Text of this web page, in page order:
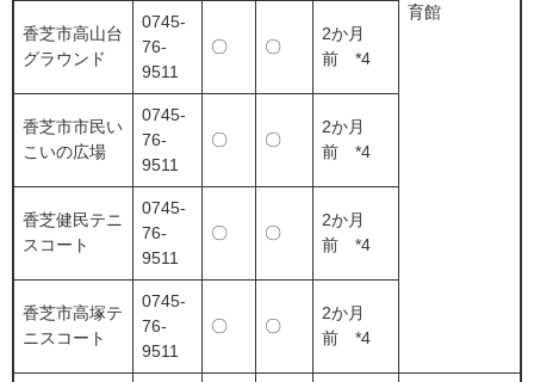
育館
香芝市高山台
グラウンド
0745-
76-
9511
〇 〇
2か月
前 *4
香芝市市民い
こいの広場
0745-
76-
9511
〇 〇
2か月
前 *4
香芝健民テニ
スコート
0745-
76-
9511
〇 〇
2か月
前 *4
香芝市高塚テ
ニスコート
0745-
76-
9511
〇 〇
2か月
前 *4